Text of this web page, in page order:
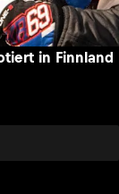
in Finnland